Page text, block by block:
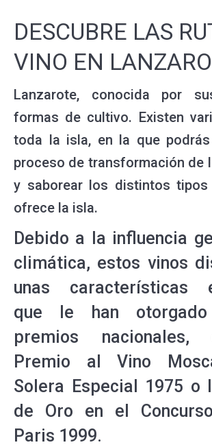
DESCUBRE LAS
VINO EN
Lanzarote, conocida por
formas de cultivo. Existen
toda la isla, en la que
proceso de transformación de
y saborear los distintos
ofrece la isla.
Debido a la influencia
climática, estos vinos
unas características
que le han
premios nacionales,
Premio al Vino
Solera Especial 1975 o
de Oro en el
Paris 1999.